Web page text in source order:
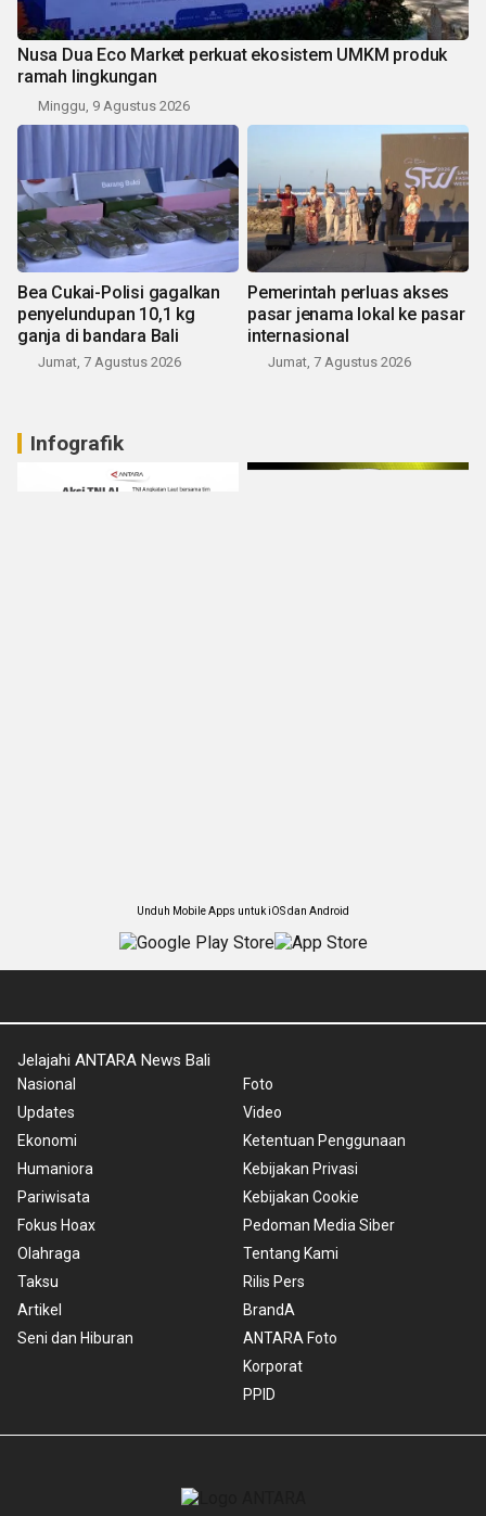
Nusa Dua Eco Market perkuat ekosistem UMKM produk
ramah lingkungan
Minggu, 9 Agustus 2026
Bea Cukai-Polisi gagalkan
penyelundupan 10,1 kg
ganja di bandara Bali
Jumat, 7 Agustus 2026
Pemerintah perluas akses
pasar jenama lokal ke pasar
internasional
Jumat, 7 Agustus 2026
Infografik
Unduh Mobile Apps untuk iOS dan Android
Jelajahi ANTARA News Bali
Nasional
Updates
Ekonomi
Humaniora
Pariwisata
Fokus Hoax
Olahraga
Taksu
Artikel
Seni dan Hiburan
Foto
Video
Ketentuan Penggunaan
Kebijakan Privasi
Kebijakan Cookie
Pedoman Media Siber
Tentang Kami
Rilis Pers
BrandA
ANTARA Foto
Korporat
PPID